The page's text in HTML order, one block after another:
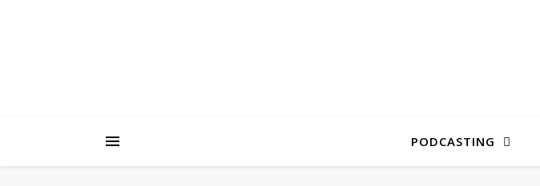
PODCASTING